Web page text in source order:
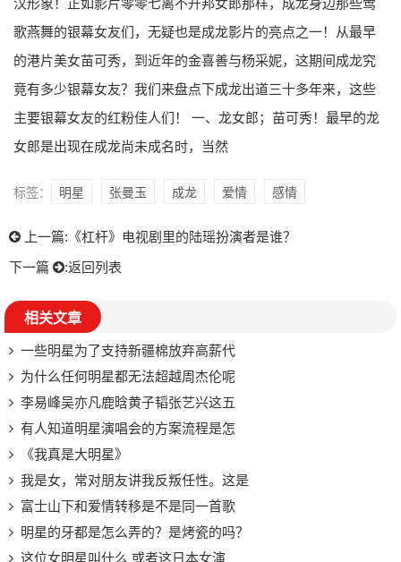
汉形象！正如影片零零七离不开邦女郎那样，成龙身边那些莺
歌燕舞的银幕女友们，无疑也是成龙影片的亮点之一！从最早
的港片美女苗可秀，到近年的金喜善与杨采妮，这期间成龙究
竟有多少银幕女友？我们来盘点下成龙出道三十多年来，这些
主要银幕女友的红粉佳人们！ 一、龙女郎；苗可秀！最早的龙
女郎是出现在成龙尚未成名时，当然
标签： 明星 张曼玉 成龙 爱情 感情
上一篇: 《杠杆》电视剧里的陆瑶扮演者是谁？
下一篇
:返回列表
相关文章
一些明星为了支持新疆棉放弃高薪代
为什么任何明星都无法超越周杰伦呢
李易峰吴亦凡鹿晗黄子韬张艺兴这五
有人知道明星演唱会的方案流程是怎
《我真是大明星》
我是女，常对朋友讲我反叛任性。这是
富士山下和爱情转移是不是同一首歌
明星的牙都是怎么弄的？是烤瓷的吗？
这位女明星叫什么 或者这日本女演